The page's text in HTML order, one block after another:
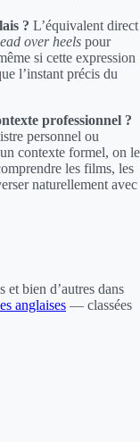
? L’équivalent direct
over heels pour
si cette expression
l’instant précis du
professionnel ?
personnel ou
contexte formel, on
les films, les
naturellement avec
bien d’autres dans
anglaises — classées